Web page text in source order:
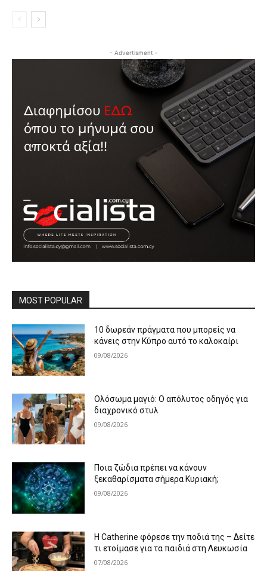
- Advertisment -
MOST POPULAR
10 δωρεάν πράγματα που μπορείς να
κάνεις στην Κύπρο αυτό το καλοκαίρι
09/08/2026
Ολόσωμα μαγιό: Ο απόλυτος οδηγός για
διαχρονικό στυλ
09/08/2026
Ποια ζώδια πρέπει να κάνουν
ξεκαθαρίσματα σήμερα Κυριακή;
09/08/2026
Η Catherine φόρεσε την ποδιά της – Δείτε
τι ετοίμασε για τα παιδιά στη Λευκωσία
07/08/2026